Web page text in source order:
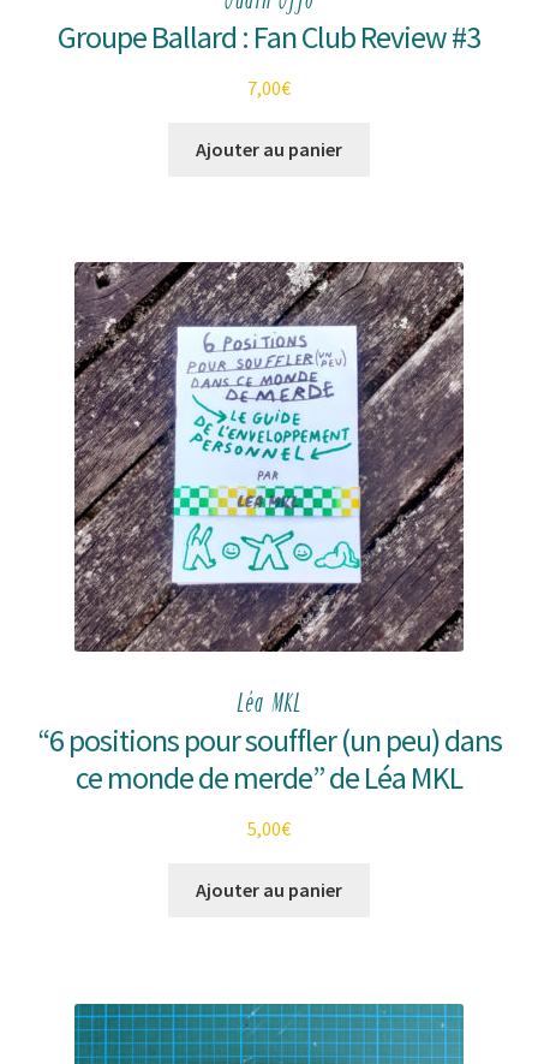
Groupe Ballard : Fan Club Review #3
7,00€
Ajouter au panier
Léa MKL
“6 positions pour souffler (un peu) dans
ce monde de merde” de Léa MKL
5,00€
Ajouter au panier